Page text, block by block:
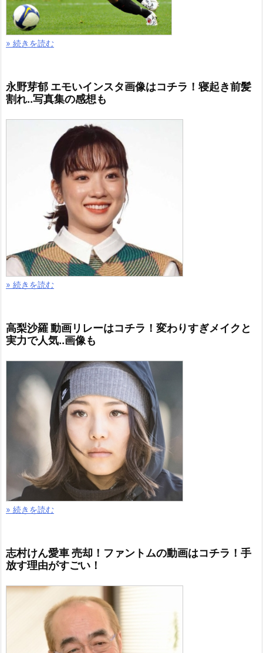
» 続きを読む
永野芽郁 エモいインスタ画像はコチラ！寝起き前髪
割れ..写真集の感想も
» 続きを読む
高梨沙羅 動画リレーはコチラ！変わりすぎメイクと
実力で人気..画像も
» 続きを読む
志村けん愛車 売却！ファントムの動画はコチラ！手
放す理由がすごい！